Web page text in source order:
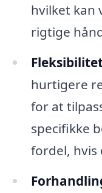
hvilket kan
rigtige
hurtigere
for at
specifikke
fordel, hvis